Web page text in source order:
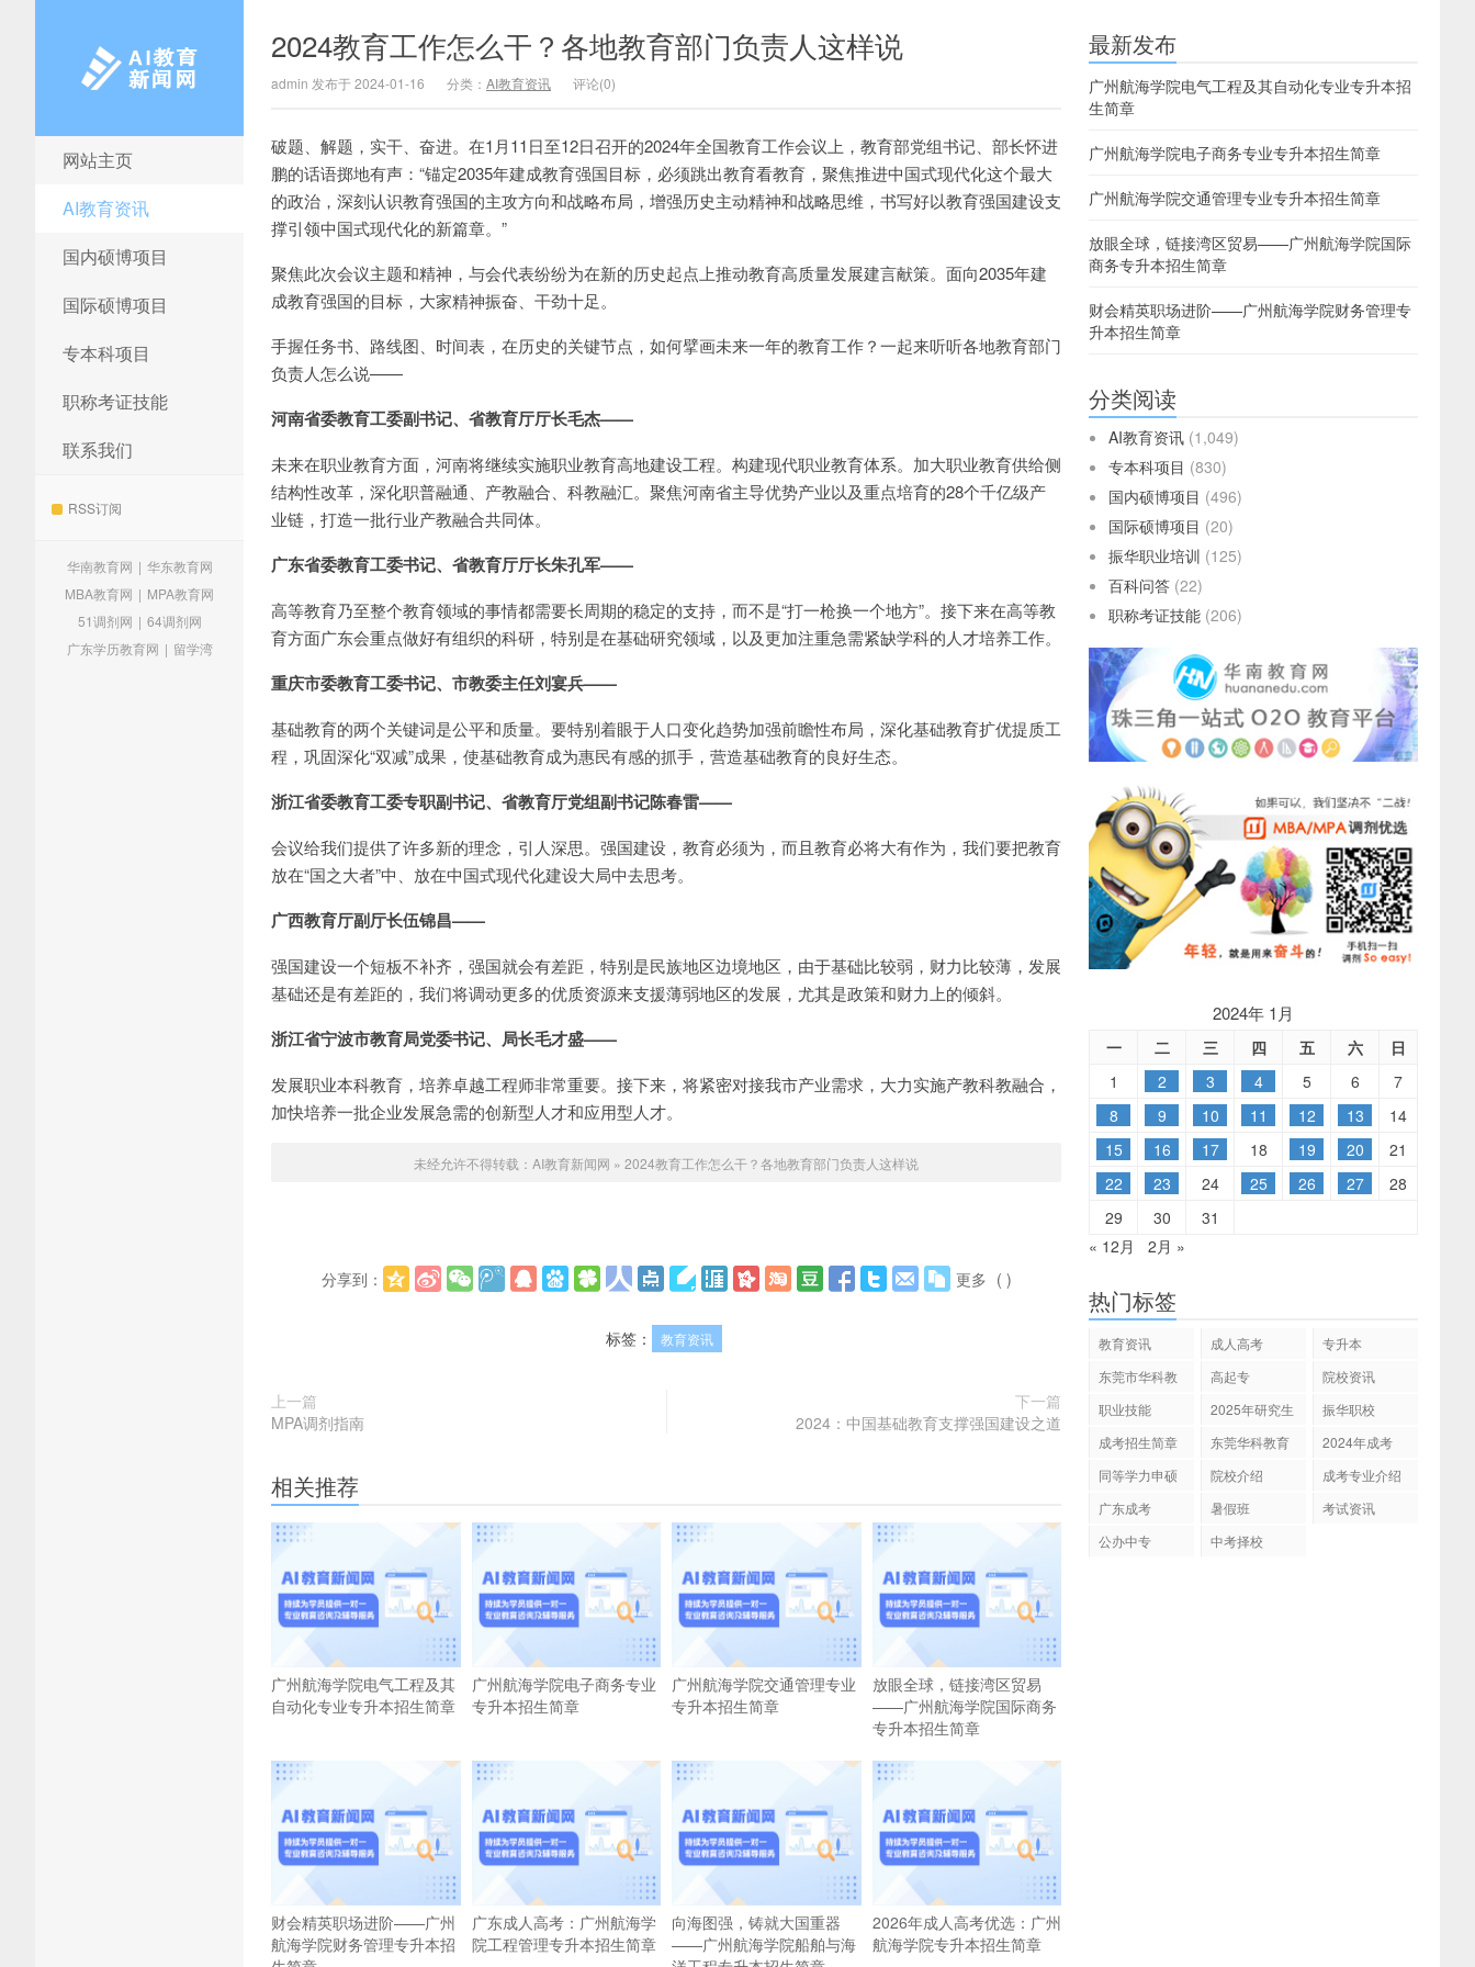
AI教育新闻网
网站主页
AI教育资讯
国内硕博项目
国际硕博项目
专本科项目
职称考证技能
联系我们
RSS订阅
华南教育网 | 华东教育网
MBA教育网 | MPA教育网
51调剂网 | 64调剂网
广东学历教育网 | 留学湾
2024教育工作怎么干？各地教育部门负责人这样说
admin 发布于 2024-01-16 分类： AI教育资讯 评论(0)
破题、解题，实干、奋进。在1月11日至12日召开的2024年全国教育工作会议上，教育部党组书记、部长怀进
鹏的话语掷地有声：“锚定2035年建成教育强国目标，必须跳出教育看教育，聚焦推进中国式现代化这个最大
的政治，深刻认识教育强国的主攻方向和战略布局，增强历史主动精神和战略思维，书写好以教育强国建设支
撑引领中国式现代化的新篇章。”
聚焦此次会议主题和精神，与会代表纷纷为在新的历史起点上推动教育高质量发展建言献策。面向2035年建
成教育强国的目标，大家精神振奋、干劲十足。
手握任务书、路线图、时间表，在历史的关键节点，如何擘画未来一年的教育工作？一起来听听各地教育部门
负责人怎么说——
河南省委教育工委副书记、省教育厅厅长毛杰——
未来在职业教育方面，河南将继续实施职业教育高地建设工程。构建现代职业教育体系。加大职业教育供给侧
结构性改革，深化职普融通、产教融合、科教融汇。聚焦河南省主导优势产业以及重点培育的28个千亿级产
业链，打造一批行业产教融合共同体。
广东省委教育工委书记、省教育厅厅长朱孔军——
高等教育乃至整个教育领域的事情都需要长周期的稳定的支持，而不是“打一枪换一个地方”。接下来在高等教
育方面广东会重点做好有组织的科研，特别是在基础研究领域，以及更加注重急需紧缺学科的人才培养工作。
重庆市委教育工委书记、市教委主任刘宴兵——
基础教育的两个关键词是公平和质量。要特别着眼于人口变化趋势加强前瞻性布局，深化基础教育扩优提质工
程，巩固深化“双减”成果，使基础教育成为惠民有感的抓手，营造基础教育的良好生态。
浙江省委教育工委专职副书记、省教育厅党组副书记陈春雷——
会议给我们提供了许多新的理念，引人深思。强国建设，教育必须为，而且教育必将大有作为，我们要把教育
放在“国之大者”中、放在中国式现代化建设大局中去思考。
广西教育厅副厅长伍锦昌——
强国建设一个短板不补齐，强国就会有差距，特别是民族地区边境地区，由于基础比较弱，财力比较薄，发展
基础还是有差距的，我们将调动更多的优质资源来支援薄弱地区的发展，尤其是政策和财力上的倾斜。
浙江省宁波市教育局党委书记、局长毛才盛——
发展职业本科教育，培养卓越工程师非常重要。接下来，将紧密对接我市产业需求，大力实施产教科教融合，
加快培养一批企业发展急需的创新型人才和应用型人才。
未经允许不得转载： AI教育新闻网 » 2024教育工作怎么干？各地教育部门负责人这样说
分享到： 更多 ( )
标签： 教育资讯
上一篇
MPA调剂指南
下一篇
2024：中国基础教育支撑强国建设之道
相关推荐
广州航海学院电气工程及其
自动化专业专升本招生简章
广州航海学院电子商务专业
专升本招生简章
广州航海学院交通管理专业
专升本招生简章
放眼全球，链接湾区贸易
——广州航海学院国际商务
专升本招生简章
财会精英职场进阶——广州
航海学院财务管理专升本招
广东成人高考：广州航海学
院工程管理专升本招生简章
向海图强，铸就大国重器
——广州航海学院船舶与海
2026年成人高考优选：广州
航海学院专升本招生简章
最新发布
广州航海学院电气工程及其自动化专业专升本招
生简章
广州航海学院电子商务专业专升本招生简章
广州航海学院交通管理专业专升本招生简章
放眼全球，链接湾区贸易——广州航海学院国际
商务专升本招生简章
财会精英职场进阶——广州航海学院财务管理专
升本招生简章
分类阅读
AI教育资讯 (1,049)
专本科项目 (830)
国内硕博项目 (496)
国际硕博项目 (20)
振华职业培训 (125)
百科问答 (22)
职称考证技能 (206)
2024年 1月
一 二 三 四 五 六
日
1
2 3 4 5 6
7
8
9 10 11 12 13
14
15
16 17 18 19 20
21
22
23 24 25 26 27
28
29
30
31
« 12月
2月 »
热门标签
教育资讯 成人高考
专升本
东莞市华科教
高起专
院校资讯
职业技能
2025年研究生
振华职校
成考招生简章
东莞华科教育
2024年成考
同等学力申硕
院校介绍
成考专业介绍
广东成考
暑假班
考试资讯
公办中专
中考择校